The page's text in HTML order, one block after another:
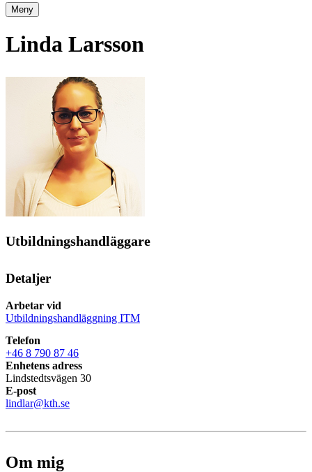
Meny
Linda Larsson
Utbildningshandläggare
Detaljer
Arbetar vid
Utbildningshandläggning ITM
Telefon
+46 8 790 87 46
Enhetens adress
Lindstedtsvägen 30
E-post
lindlar@kth.se
Om mig